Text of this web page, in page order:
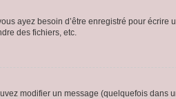
ayez besoin d’être enregistré pour écrire
des fichiers, etc.
modifier un message (quelquefois dans